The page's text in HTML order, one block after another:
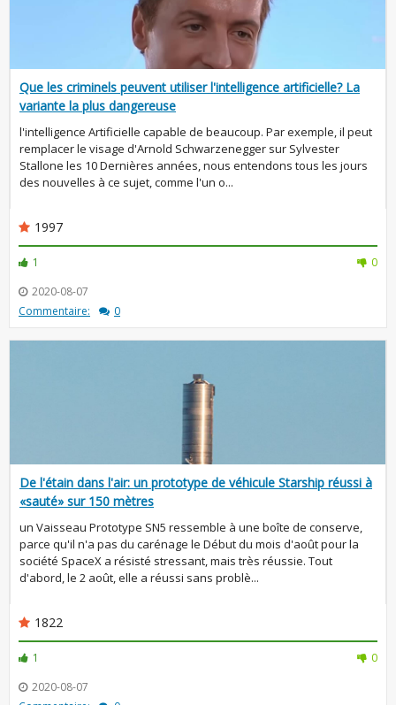
Que les criminels peuvent utiliser l'intelligence artificielle? La
variante la plus dangereuse
l'intelligence Artificielle capable de beaucoup. Par exemple, il peut
remplacer le visage d'Arnold Schwarzenegger sur Sylvester
Stallone les 10 Dernières années, nous entendons tous les jours
des nouvelles à ce sujet, comme l'un o...
1997
1
0
2020-08-07
Commentaire:
0
De l'étain dans l'air: un prototype de véhicule Starship réussi à
«sauté» sur 150 mètres
un Vaisseau Prototype SN5 ressemble à une boîte de conserve,
parce qu'il n'a pas du carénage le Début du mois d'août pour la
société SpaceX a résisté stressant, mais très réussie. Tout
d'abord, le 2 août, elle a réussi sans problè...
1822
1
0
2020-08-07